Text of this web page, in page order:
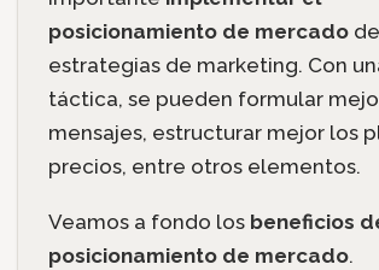
posicionamiento de mercado
estrategias de marketing. Con
táctica, se pueden formular
mensajes, estructurar mejor los
precios, entre otros elementos.
Veamos a fondo los beneficios
posicionamiento de mercado.